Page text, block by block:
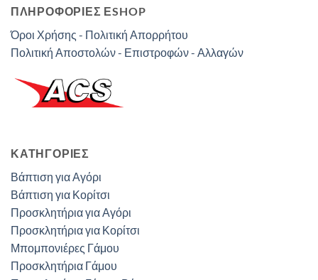
ΠΛΗΡΟΦΟΡΙΕΣ ΕSHOP
Όροι Χρήσης - Πολιτική Απορρήτου
Πολιτική Αποστολών - Επιστροφών - Αλλαγών
ΚΑΤΗΓΟΡΊΕΣ
Βάπτιση για Αγόρι
Βάπτιση για Κορίτσι
Προσκλητήρια για Αγόρι
Προσκλητήρια για Κορίτσι
Μπομπονιέρες Γάμου
Προσκλητήρια Γάμου